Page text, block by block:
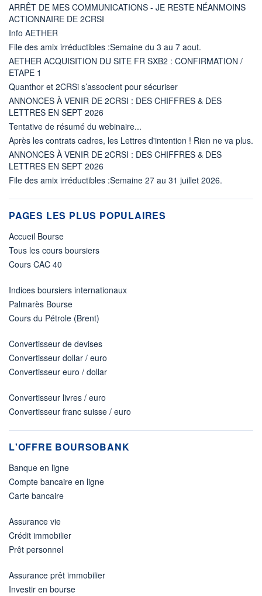
ARRÊT DE MES COMMUNICATIONS - JE RESTE NÉANMOINS
ACTIONNAIRE DE 2CRSI
Info AETHER
File des amix irréductibles :Semaine du 3 au 7 aout.
AETHER ACQUISITION DU SITE FR SXB2 : CONFIRMATION /
ETAPE 1
Quanthor et 2CRSi s’associent pour sécuriser
ANNONCES À VENIR DE 2CRSI : DES CHIFFRES & DES
LETTRES EN SEPT 2026
Tentative de résumé du webinaire...
Après les contrats cadres, les Lettres d'intention ! Rien ne va plus.
ANNONCES À VENIR DE 2CRSI : DES CHIFFRES & DES
LETTRES EN SEPT 2026
File des amix irréductibles :Semaine 27 au 31 juillet 2026.
PAGES LES PLUS POPULAIRES
Accueil Bourse
Tous les cours boursiers
Cours CAC 40
Indices boursiers internationaux
Palmarès Bourse
Cours du Pétrole (Brent)
Convertisseur de devises
Convertisseur dollar / euro
Convertisseur euro / dollar
Convertisseur livres / euro
Convertisseur franc suisse / euro
L'OFFRE BOURSOBANK
Banque en ligne
Compte bancaire en ligne
Carte bancaire
Assurance vie
Crédit immobilier
Prêt personnel
Assurance prêt immobilier
Investir en bourse